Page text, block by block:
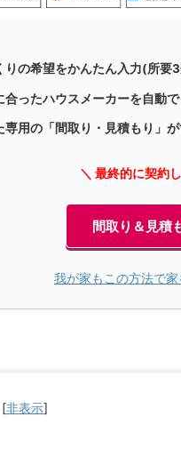
りの希望をかんたん入力(所要
合ったハウスメーカーを自動
専用の「間取り・見積もり」が
＼ 最終的に契約
間取り＆見積
我が家もこの方法で
[非表示]